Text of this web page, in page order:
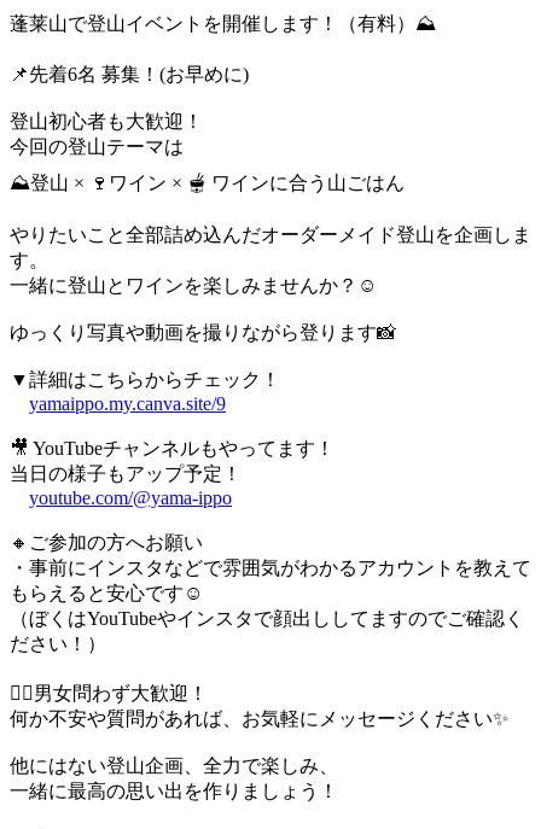
蓬莱山で登山イベントを開催します！（有料）⛰️
📌先着6名 募集！(お早めに)
登山初心者も大歓迎！
今回の登山テーマは
⛰️登山 × 🍷ワイン × 🫕 ワインに合う山ごはん
やりたいこと全部詰め込んだオーダーメイド登山を企画しま
す。
一緒に登山とワインを楽しみませんか？☺️
ゆっくり写真や動画を撮りながら登ります📸
▼詳細はこちらからチェック！
yamaippo.my.canva.site/9
🎥 YouTubeチャンネルもやってます！
当日の様子もアップ予定！
youtube.com/@yama-ippo
🔸ご参加の方へお願い
・事前にインスタなどで雰囲気がわかるアカウントを教えて
もらえると安心です☺️
（ぼくはYouTubeやインスタで顔出ししてますのでご確認く
ださい！）
🚶‍♂️男女問わず大歓迎！
何か不安や質問があれば、お気軽にメッセージください✨
他にはない登山企画、全力で楽しみ、
一緒に最高の思い出を作りましょう！